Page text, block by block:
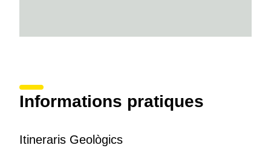
Informations pratiques
Itineraris Geològics